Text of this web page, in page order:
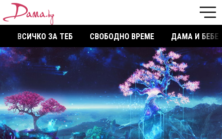
ВСИЧКО ЗА ТЕБ СВОБОДНО ВРЕМЕ ДАМА И БЕБЕ